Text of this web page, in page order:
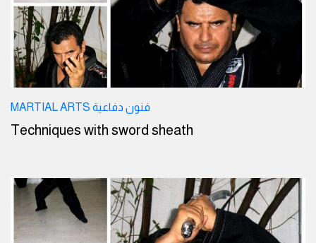
MARTIAL ARTS فنون دفاعية
Techniques with sword sheath